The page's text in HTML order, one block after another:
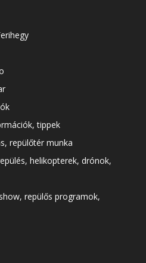
tippek
repülőtér munka
helikopterek, drónok,
repülős programok,